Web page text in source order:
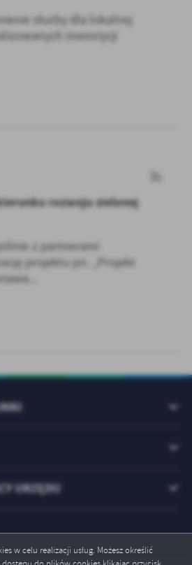
w celu realizacji usług. Możesz określić
służby dla lokalnej
inwestycji
rozwoju zielonej
z partnerami
projektu pn. „Projekt
URZĘDU